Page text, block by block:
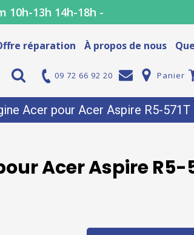
10h-13h 14h-18h -
réparation À propos de nous
09 72 66 92 20 Panier
Acer pour Acer Aspire R5-571T
Acer Aspire R5-